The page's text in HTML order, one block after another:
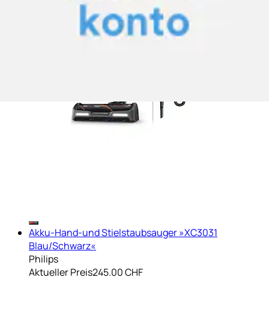
Akku-Hand-und Stielstaubsauger »XC3031
Blau/Schwarz«
Philips
Aktueller Preis245.00 CHF